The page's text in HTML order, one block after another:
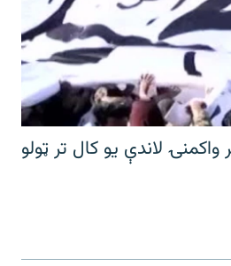
واکمنۍ لاندې یو کال تر ټولو